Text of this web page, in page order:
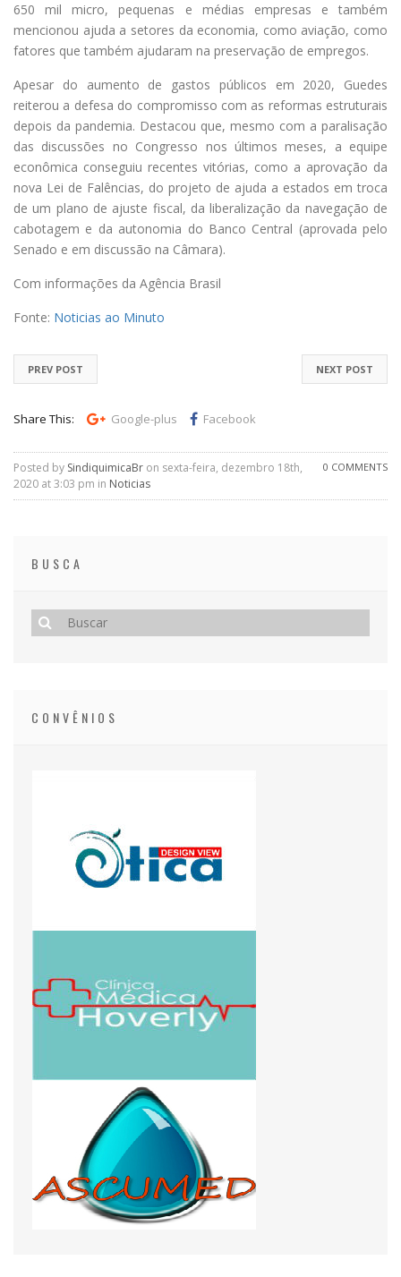
650 mil micro, pequenas e médias empresas e também
mencionou ajuda a setores da economia, como aviação, como
fatores que também ajudaram na preservação de empregos.
Apesar do aumento de gastos públicos em 2020, Guedes
reiterou a defesa do compromisso com as reformas estruturais
depois da pandemia. Destacou que, mesmo com a paralisação
das discussões no Congresso nos últimos meses, a equipe
econômica conseguiu recentes vitórias, como a aprovação da
nova Lei de Falências, do projeto de ajuda a estados em troca
de um plano de ajuste fiscal, da liberalização da navegação de
cabotagem e da autonomia do Banco Central (aprovada pelo
Senado e em discussão na Câmara).
Com informações da Agência Brasil
Fonte: Noticias ao Minuto
NEXT POST
PREV POST
Share This: Google-plus Facebook
0 COMMENTS
Posted by SindiquimicaBr on sexta-feira, dezembro 18th,
2020 at 3:03 pm in Noticias
BUSCA
CONVÊNIOS